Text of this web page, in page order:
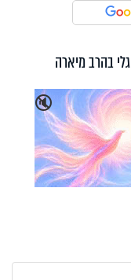
גלי בהרב מיארה
🔇